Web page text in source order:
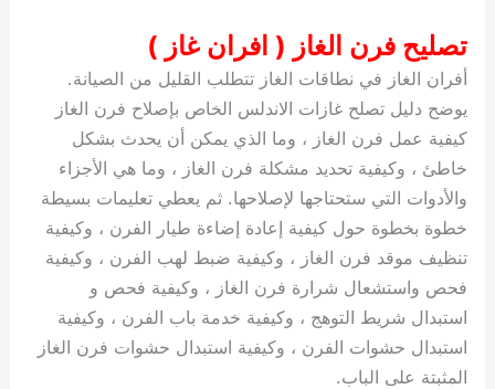
تصليح فرن الغاز ( افران غاز )
أفران الغاز في نطاقات الغاز تتطلب القليل من الصيانة.
يوضح دليل تصلح غازات الاندلس الخاص بإصلاح فرن الغاز
كيفية عمل فرن الغاز ، وما الذي يمكن أن يحدث بشكل
خاطئ ، وكيفية تحديد مشكلة فرن الغاز ، وما هي الأجزاء
والأدوات التي ستحتاجها لإصلاحها. ثم يعطي تعليمات بسيطة
خطوة بخطوة حول كيفية إعادة إضاءة طيار الفرن ، وكيفية
تنظيف موقد فرن الغاز ، وكيفية ضبط لهب الفرن ، وكيفية
فحص واستشعال شرارة فرن الغاز ، وكيفية فحص و
استبدال شريط التوهج ، وكيفية خدمة باب الفرن ، وكيفية
استبدال حشوات الفرن ، وكيفية استبدال حشوات فرن الغاز
المثبتة على الباب.